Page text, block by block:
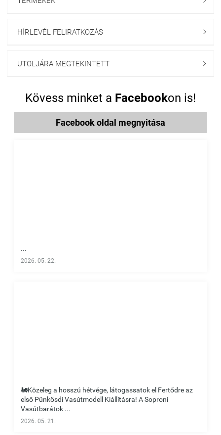
HÍRLEVÉL FELIRATKOZÁS 
UTOLJÁRA MEGTEKINTETT 
Kövess minket a Facebookon is!
Facebook oldal megnyitása
...
2026. 05. 22.
🚂Közeleg a hosszú hétvége, látogassatok el Fertődre az
első Pünkösdi Vasútmodell Kiállításra! A Soproni
Vasútbarátok ...
2026. 05. 21.